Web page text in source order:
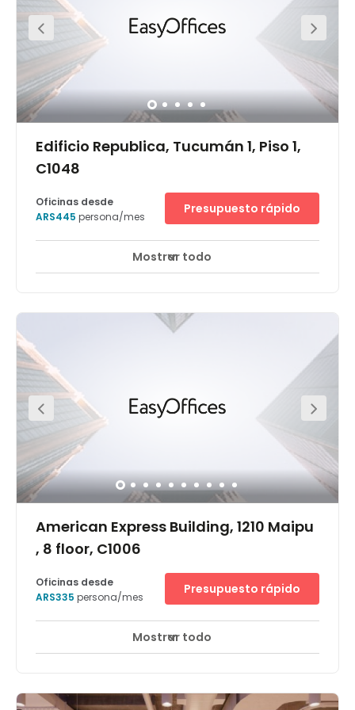
array of hotels, restaurants, and cafes.
Edificio Republica, Tucumán 1, Piso 1,
C1048
Oficinas desde
ARS445 persona/mes
Presupuesto rápido
Mostrar todo
American Express Building, 1210 Maipu
, 8 floor, C1006
Vigilancia CCTV 24 horas Sala de negocios
en frente de la Plaza San Martín. Debido a su excelente
Oficinas desde
ARS335 persona/mes
Presupuesto rápido
Mostrar todo